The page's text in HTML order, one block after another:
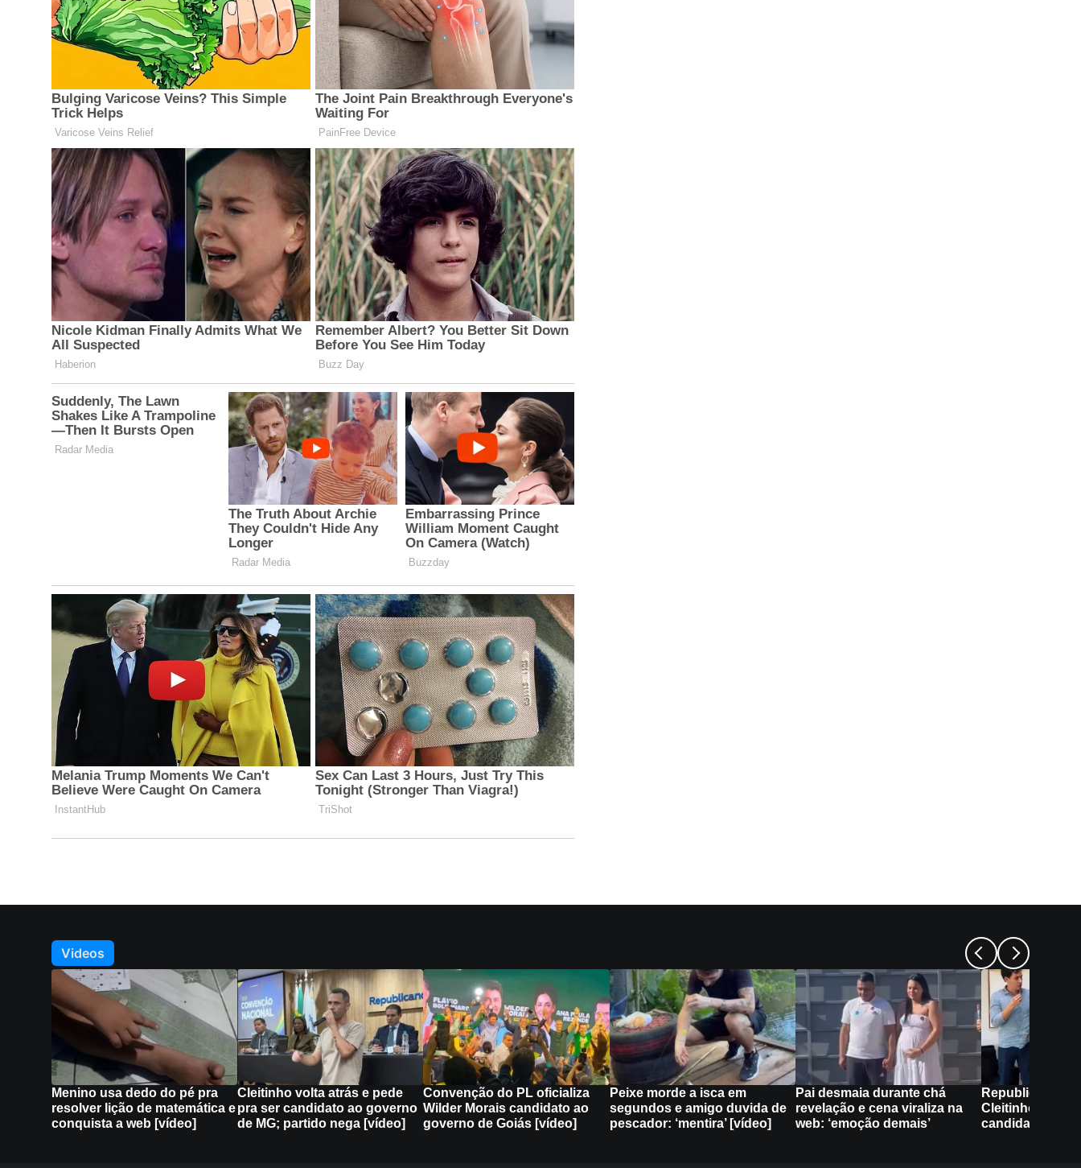
Videos
Menino usa dedo do pé pra
resolver lição de matemática e
conquista a web [vídeo]
Cleitinho volta atrás e pede
pra ser candidato ao governo
de MG; partido nega [vídeo]
Convenção do PL oficializa
Wilder Morais candidato ao
governo de Goiás [vídeo]
Peixe morde a isca em
segundos e amigo duvida de
pescador: ‘mentira’ [vídeo]
Pai desmaia durante chá
revelação e cena viraliza na
web: ‘emoção demais’
Republicanos
Cleitinho não
candidatura ao